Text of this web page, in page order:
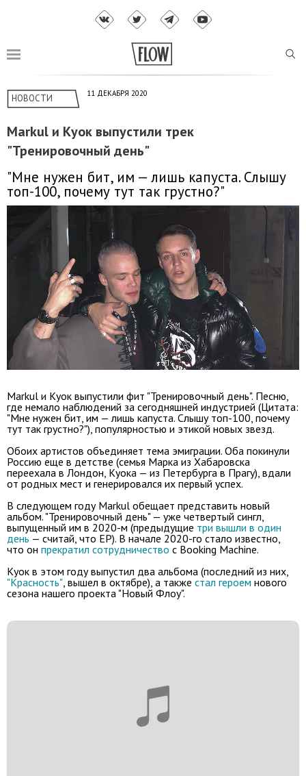
НОВОСТИ 11 ДЕКАБРЯ 2020
Markul и Куок выпустили трек
"Тренировочный день"
"Мне нужен бит, им — лишь капуста. Слышу
топ-100, почему тут так грустно?"
Markul и Куок выпустили фит "Тренировочный день". Песню,
где немало наблюдений за сегодняшней индустрией (Цитата:
"Мне нужен бит, им — лишь капуста. Слышу топ-100, почему
тут так грустно?"), популярностью и этикой новых звезд.
Обоих артистов объединяет тема эмиграции. Оба покинули
Россию еще в детстве (семья Марка из Хабаровска
переехала в Лондон, Куока — из Петербурга в Прагу), вдали
от родных мест и генерировался их первый успех.
В следующем году Markul обещает представить новый
альбом. "Тренировочный день" — уже четвертый сингл,
выпущенный им в 2020-м (предыдущие три вышли в один
день — считай, что EP). В начале 2020-го стало известно,
что он прекратил сотрудничество с Booking Machine.
Куок в этом году выпустил два альбома (последний из них,
"Красность", вышел в октябре), а также стал героем нового
сезона нашего проекта "Новый Флоу".